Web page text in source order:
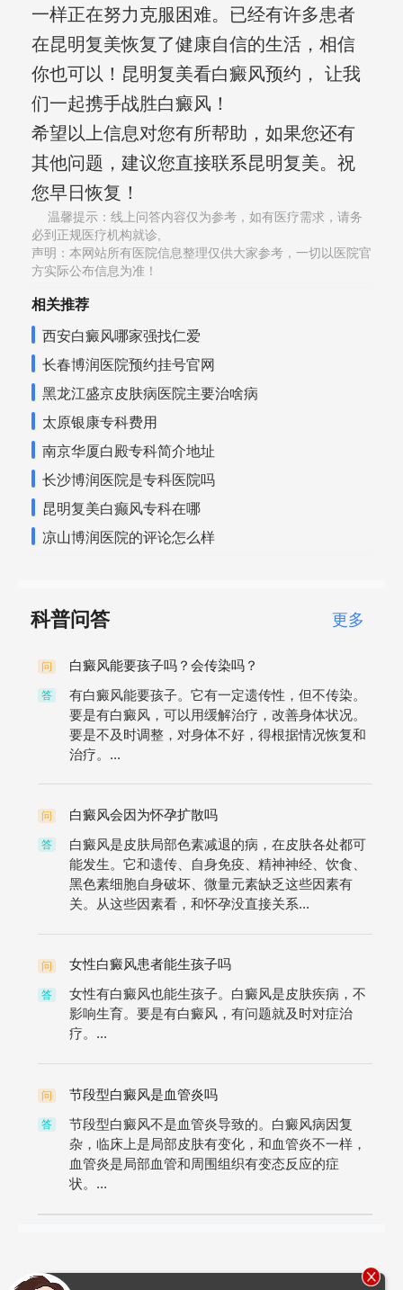
一样正在努力克服困难。已经有许多患者
在昆明复美恢复了健康自信的生活，相信
你也可以！昆明复美看白癜风预约， 让我
们一起携手战胜白癜风！
希望以上信息对您有所帮助，如果您还有
其他问题，建议您直接联系昆明复美。祝
您早日恢复！
温馨提示：线上问答内容仅为参考，如有医疗需求，请务
必到正规医疗机构就诊,
声明：本网站所有医院信息整理仅供大家参考，一切以医院官
方实际公布信息为准！
相关推荐
西安白癜风哪家强找仁爱
长春博润医院预约挂号官网
黑龙江盛京皮肤病医院主要治啥病
太原银康专科费用
南京华厦白殿专科简介地址
长沙博润医院是专科医院吗
昆明复美白癫风专科在哪
凉山博润医院的评论怎么样
科普问答 更多
问 白癜风能要孩子吗？会传染吗？
答
有白癜风能要孩子。它有一定遗传性，但不传染。
要是有白癜风，可以用缓解治疗，改善身体状况。
要是不及时调整，对身体不好，得根据情况恢复和
治疗。...
问 白癜风会因为怀孕扩散吗
答
白癜风是皮肤局部色素减退的病，在皮肤各处都可
能发生。它和遗传、自身免疫、精神神经、饮食、
黑色素细胞自身破坏、微量元素缺乏这些因素有
关。从这些因素看，和怀孕没直接关系...
问 女性白癜风患者能生孩子吗
答
女性有白癜风也能生孩子。白癜风是皮肤疾病，不
影响生育。要是有白癜风，有问题就及时对症治
疗。...
问 节段型白癜风是血管炎吗
答
节段型白癜风不是血管炎导致的。白癜风病因复
杂，临床上是局部皮肤有变化，和血管炎不一样，
血管炎是局部血管和周围组织有变态反应的症
状。...